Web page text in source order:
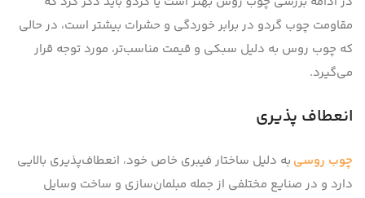
مقاومت چوب گردو در برابر خوردگی و حشرات بیشتر است، در حالی
که چوب روس به دلیل سبکی و قیمت مناسب‌تر، مورد توجه قرار
می‌گیرد.
انعطاف پذیری
چوب روسی به دلیل ساختار فیبری خاص خود، انعطاف‌پذیری بالایی
دارد و در صنایع مختلفی از جمله مبلمان‌سازی و ساخت وسایل